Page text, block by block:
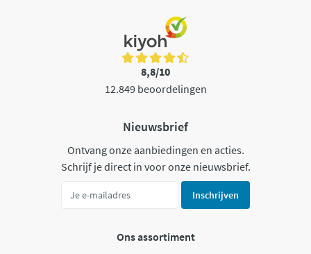
8,8/10
12.849 beoordelingen
Nieuwsbrief
Ontvang onze aanbiedingen en acties.
Schrijf je direct in voor onze nieuwsbrief.
Inschrijven
Ons assortiment